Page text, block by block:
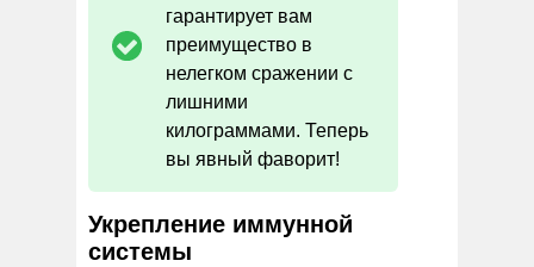
гарантирует вам
преимущество в
нелегком сражении с
лишними
килограммами. Теперь
вы явный фаворит!
Укрепление иммунной
системы